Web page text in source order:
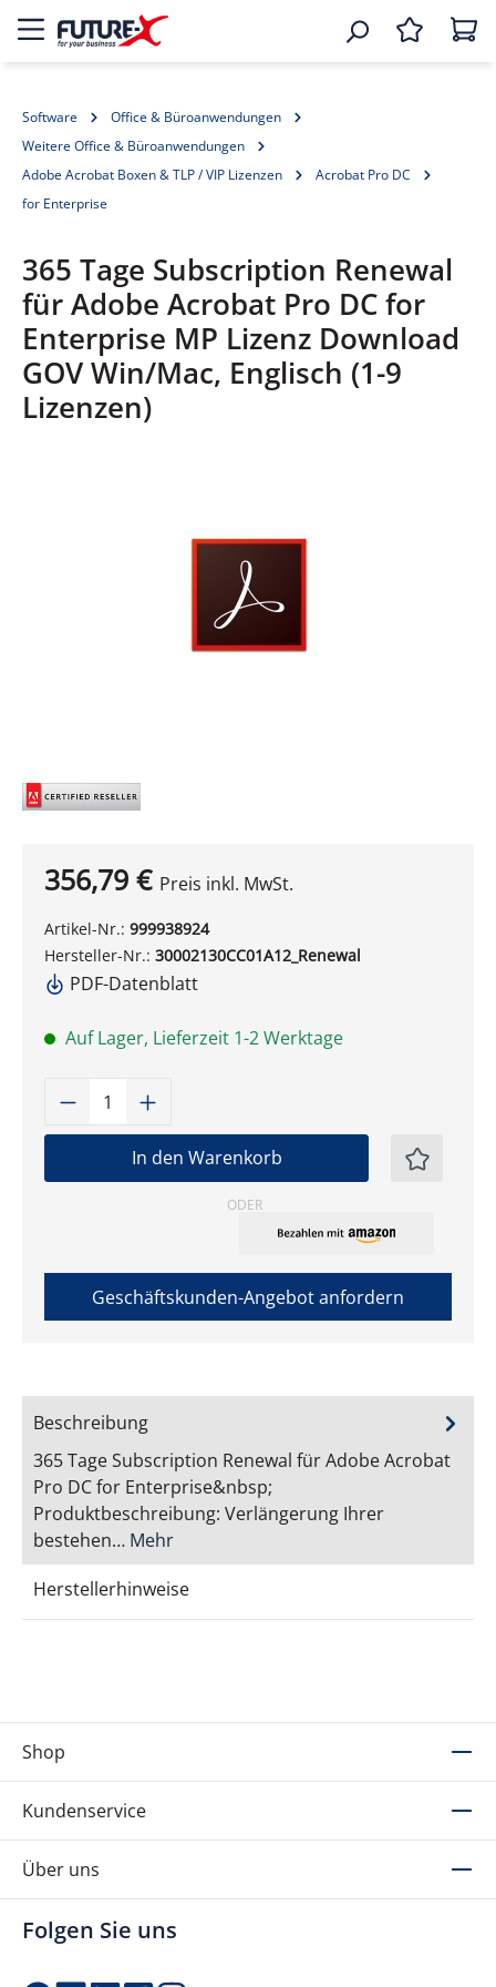
Software
Office & Büroanwendungen
Weitere Office & Büroanwendungen
Adobe Acrobat Boxen & TLP / VIP Lizenzen
Acrobat Pro DC
for Enterprise
365 Tage Subscription Renewal
für Adobe Acrobat Pro DC for
Enterprise MP Lizenz Download
GOV Win/Mac, Englisch (1-9
Lizenzen)
356,79 € Preis inkl. MwSt.
Artikel-Nr.: 999938924
Hersteller-Nr.: 30002130CC01A12_Renewal
PDF-Datenblatt
Auf Lager, Lieferzeit 1-2 Werktage
Produkt Anzahl: Gib den
In den Warenkorb
ODER
Geschäftskunden-Angebot anfordern
Beschreibung
365 Tage Subscription Renewal für Adobe Acrobat
Pro DC for Enterprise&nbsp;
Produktbeschreibung: Verlängerung Ihrer
bestehen… Mehr
Herstellerhinweise
Shop
Kundenservice
Über uns
Folgen Sie uns